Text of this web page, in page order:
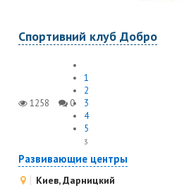
Спортивний клуб Добро
1258 0
1
2
3
4
5
3
Развивающие центры
Киев, Дарницкий